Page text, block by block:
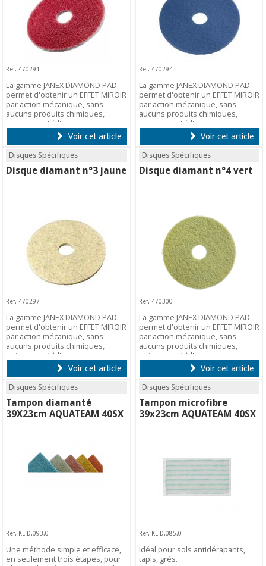
Ref. 470291
La gamme JANEX DIAMOND PAD
permet d'obtenir un EFFET MIROIR
par action mécanique, sans
aucuns produits chimiques,
uniquement à l'eau.
Voir cet article
Ref. 470294
La gamme JANEX DIAMOND PAD
permet d'obtenir un EFFET MIROIR
par action mécanique, sans
aucuns produits chimiques,
uniquement à l'eau.
Voir cet article
Disques Spécifiques
Disque diamant n°3 jaune
Ref. 470297
La gamme JANEX DIAMOND PAD
permet d'obtenir un EFFET MIROIR
par action mécanique, sans
aucuns produits chimiques,
uniquement à l'eau.
Voir cet article
Disques Spécifiques
Disque diamant n°4 vert
Ref. 470300
La gamme JANEX DIAMOND PAD
permet d'obtenir un EFFET MIROIR
par action mécanique, sans
aucuns produits chimiques,
uniquement à l'eau.
Voir cet article
Disques Spécifiques
Tampon diamanté
39X23cm AQUATEAM 40SX
Ref. KL-D.093.0
Une méthode simple et efficace,
en seulement trois étapes, pour
Disques Spécifiques
Tampon microfibre
39x23cm AQUATEAM 40SX
Ref. KL-D.085.0
Idéal pour sols antidérapants,
tapis, grès.